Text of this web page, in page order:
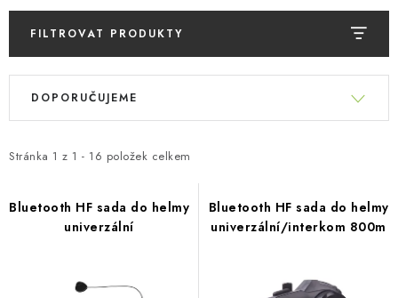
AUTODOPLŇKY
PŮJČOVNA
AKCE
OSTATNÍ NOSIČE
STŘEŠNÍ KOŠE
FILTROVAT PRODUKTY
V
p
i
p
Stránka 1 z 1 - 16 položek celkem
Ř
e
í
DOPORUČUJEME
Bluetooth HF sada do helmy
univerzální
Bluetooth HF sada do helmy
univerzální/interkom 800m